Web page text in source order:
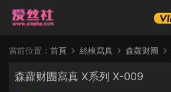
當前位置： 首頁 絲模寫真 森蘿财團
森蘿财團寫真 X系列 X-009